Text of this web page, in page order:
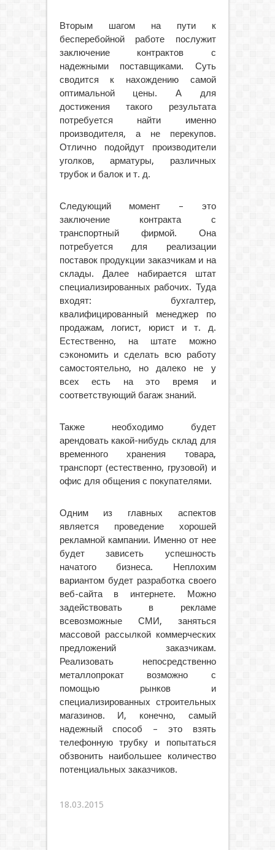
Вторым шагом на пути к
бесперебойной работе послужит
заключение контрактов с
надежными поставщиками. Суть
сводится к нахождению самой
оптимальной цены. А для
достижения такого результата
потребуется найти именно
производителя, а не перекупов.
Отлично подойдут производители
уголков, арматуры, различных
трубок и балок и т. д.
Следующий момент – это
заключение контракта с
транспортный фирмой. Она
потребуется для реализации
поставок продукции заказчикам и на
склады. Далее набирается штат
специализированных рабочих. Туда
входят: бухгалтер,
квалифицированный менеджер по
продажам, логист, юрист и т. д.
Естественно, на штате можно
сэкономить и сделать всю работу
самостоятельно, но далеко не у
всех есть на это время и
соответствующий багаж знаний.
Также необходимо будет
арендовать какой-нибудь склад для
временного хранения товара,
транспорт (естественно, грузовой) и
офис для общения с покупателями.
Одним из главных аспектов
является проведение хорошей
рекламной кампании. Именно от нее
будет зависеть успешность
начатого бизнеса. Неплохим
вариантом будет разработка своего
веб-сайта в интернете. Можно
задействовать в рекламе
всевозможные СМИ, заняться
массовой рассылкой коммерческих
предложений заказчикам.
Реализовать непосредственно
металлопрокат возможно с
помощью рынков и
специализированных строительных
магазинов. И, конечно, самый
надежный способ – это взять
телефонную трубку и попытаться
обзвонить наибольшее количество
потенциальных заказчиков.
18.03.2015